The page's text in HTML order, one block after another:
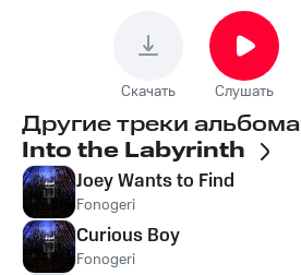
Скачать Слушать
Другие треки альбома
Into the Labyrinth
Joey Wants to Find
Fonogeri
Curious Boy
Fonogeri